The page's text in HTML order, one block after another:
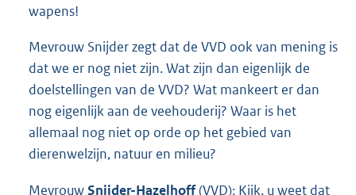
wapens!
Mevrouw Snijder zegt dat de VVD ook van mening is
dat we er nog niet zijn. Wat zijn dan eigenlijk de
doelstellingen van de VVD? Wat mankeert er dan
nog eigenlijk aan de veehouderij? Waar is het
allemaal nog niet op orde op het gebied van
dierenwelzijn, natuur en milieu?
MevrouwSnijder-Hazelhoff(VVD): Kijk, u weet dat